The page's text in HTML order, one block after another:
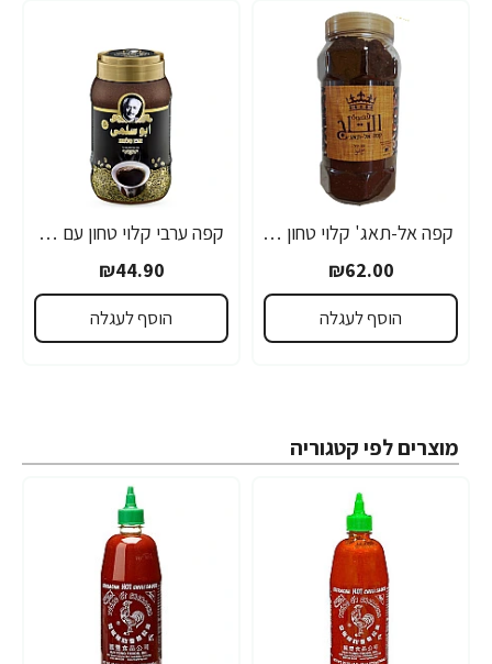
קפה אל-תאג' קלוי טחון עם הל 900 גרם
₪62.00
הוסף לעגלה
קפה ערבי קלוי טחון עם הל אבו סלמא 400 גרם
₪44.90
הוסף לעגלה
מוצרים לפי קטגוריה